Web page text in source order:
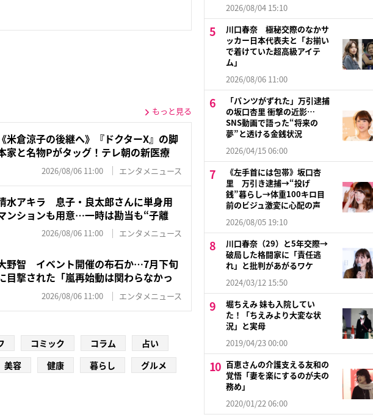
もっと見る
《米倉涼子の後継へ》『ドクターX』の脚
家と名物Pがタッグ！テレ朝の新医療
2026/08/06 11:00 エンタメニュース
水アキラ 息子・良太郎さんに単身用
ンションも用意…一時は勘当も“子離
2026/08/06 11:00 エンタメニュース
野智 イベント開催の布石か…7月下旬
目撃された「嵐再始動は関わらなかっ
2026/08/06 11:00 エンタメニュース
コミック コラム
占い
美容 健康 暮らし グルメ
2026/08/04 15:10
川口春奈 極秘交際のなかサ
ッカー日本代表夫と「お揃い
で着けていた超高級アイテ
ム」
2026/08/06 11:00
「パンツがずれた」万引逮捕
の坂口杏里 衝撃の近影…
SNS動画で語った“将来の
夢”と透ける金銭状況
2026/04/15 06:00
《左手首には包帯》坂口杏
里 万引き逮捕→“投げ
銭”暮らし→体重100キロ目
前のビジュ激変に心配の声
2026/08/05 19:10
川口春奈（29）と5年交際→
破局した格闘家に「責任逃
れ」と批判があがるワケ
2024/03/12 15:50
堀ちえみ 妹も入院してい
た！「ちえみより大変な状
況」と実母
2019/04/23 00:00
百恵さんの介護支える友和の
覚悟「妻を楽にするのが夫の
務め」
2020/01/22 06:00